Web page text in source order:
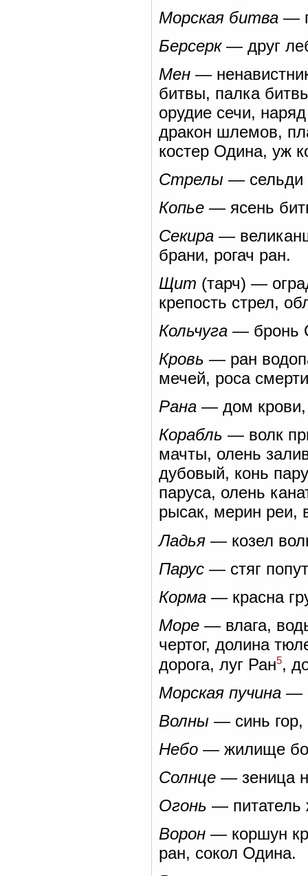
Морская битва —
Берсерк— друг
Мен —
битвы, палка
орудие сечи,
дракон шлемов,
костер Одина, уж
Стрелы — сельди
Копье — ясень
Секира —
брани, рогач ран.
Щит (тарч) —
крепость стрел,
Кольчуга — бронь
Кровь — ран
мечей, роса
Рана — дом крови,
Корабль — волк
мачты, олень
дубовый, конь
паруса, олень
рысак, мерин реи,
Ладья — козел
Парус — стяг
Корма — красна
Море — влага,
чертог, долина
дорога, луг Ран5,
Морская пучина —
Волны — синь гор,
Небо — жилище
Солнце — зеница
Огонь — питатель
Ворон — коршун
ран, сокол Одина.